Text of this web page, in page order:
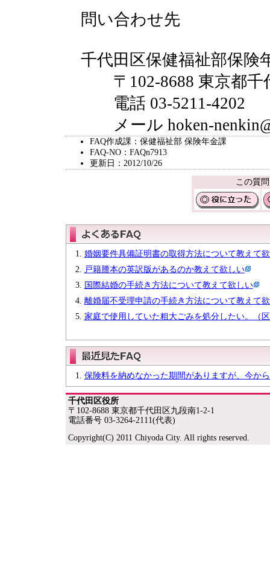
問い合わせ先
千代田区保健福祉部保
〒102-8688 東京都千
電話 03-5211-4202
メール hoken-
FAQ作成課：保健福祉部 保険年金課
FAQ-NO：FAQn7913
更新日：2012/10/26
この質
婚姻要件具備証明書の取得方法について教えて
戸籍謄本の英訳版があるのか教えて欲しい
国際結婚の手続き方法について教えて欲しい
離婚届不受理申請の手続き方法について教えて
家庭で使用していた粗大ごみを処分したい。（
保険料を納めなかった期間がありますが、今か
千代田区役所
〒102-8688 東京都千代田区九段南1-2-1
電話番号 03-3264-2111(代表)
Copyright(C) 2011 Chiyoda City. All rights reserved.